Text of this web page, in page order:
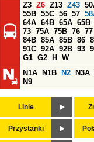
Z3 Z6 Z13 Z43
55B 55C 56 57
64A 64B 65A 65B
73 75A 75B 76 77
84B 85A 85B 86
91C 92A 92B 93
G1 G2 H
W
N1A
N1B N2 N3A
N9
Linie
Przystanki